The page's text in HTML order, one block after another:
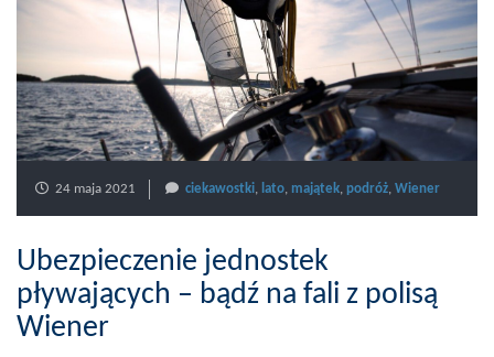
24 maja 2021 ciekawostki, lato, majątek, podróż, Wiener
Ubezpieczenie jednostek
pływających – bądź na fali z polisą
Wiener